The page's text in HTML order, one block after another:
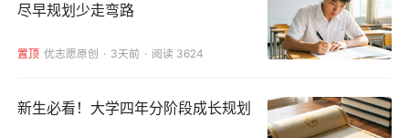
尽早规划少走弯路
置顶 优志愿原创 3天前 阅读 3624
新生必看！大学四年分阶段成长规划